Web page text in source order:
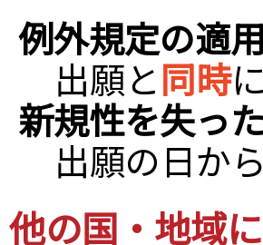
例外規定の適
出願と同時
新規性を失っ
出願の日から
他の国・地域